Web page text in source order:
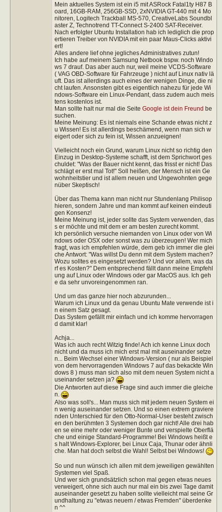
Mein aktuelles System ist ein i5 mit ASRock Fatal1ty H87 B
oard, 16GB-RAM, 256GB-SSD, 2xNVIDIA GT-440 mit 4 Mo
nitoren, Logitech Trackball MS-570, CreativeLabs Soundbl
aster Z, Technotrend TT-Connect S-2400 SAT-Receiver.
Nach erfolgter Ubuntu Installation hab ich lediglich die prop
ertieren Treiber von NVIDIA mit ein paar Maus-Clicks aktivi
ert!
Alles andere lief ohne jegliches Administratives zutun!
Ich habe auf meinem Samsung Netbook bspw. noch Windo
ws 7 drauf. Das aber auch nur, weil meine VCDS-Software
( VAG OBD-Software für Fahrzeuge ) nicht auf Linux nativ lä
uft. Das ist allerdings auch eines der wenigen Dinge, die ni
cht laufen. Ansonsten gibt es eigentlich nahezu für jede Wi
ndows-Software ein Linux-Pendant, dass zudem auch meis
tens kostenlos ist.
Man sollte halt nur mal die Seite Google ist dein Freund be
suchen.
Meine Meinung: Es ist niemals eine Schande etwas nicht z
u Wissen! Es ist allerdings beschämend, wenn man sich w
eigert oder sich zu fein ist, Wissen anzueignen!
Vielleicht noch ein Grund, warum Linux nicht so richtig den
Einzug in Desktop-Systeme schafft, ist dem Sprichwort ges
chuldet: "Was der Bauer nicht kennt, das frisst er nicht! Das
schlägt er erst mal Tot!" Soll heißen, der Mensch ist ein Ge
wohnheitstier und ist allem neuen und Ungewohnten gege
nüber Skeptisch!
Über das Thema kann man nicht nur Stundenlang Philisop
hieren, sondern Jahre und man kommt auf keinen eindeuti
gen Konsenz!
Meine Meinung ist, jeder sollte das System verwenden, das
s er möchte und mit dem er am besten zurecht kommt.
Ich persönlich versuche niemanden von Linux oder von Wi
ndows oder OSX oder sonst was zu überzeugen! Wer mich
fragt, was ich empfehlen würde, dem geb ich immer die glei
che Antwort: "Was willst Du denn mit dem System machen?
Wozu solltes es eingesetzt werden? Und vor allem, was da
rf es Kosten?" Dem entsprechend fällt dann meine Empfehl
ung auf Linux oder Windows oder gar MacOS aus. Ich geh
e da sehr unvoreingenommen ran.
Und um das ganze hier noch abzurunden...
Warum ich Linux und da genau Ubuntu Mate verwende ist i
n einem Satz gesagt.
Das System gefällt mir einfach und ich komme hervorragen
d damit klar!
Achja...
Was ich auch recht Witzig finde! Ach ich kenne Linux doch
nicht und da muss ich mich erst mal mit auseinander setze
n... Beim Wechsel einer Windows-Version ( nur als Beispiel
von dem hervorragenden Windows 7 auf das bekackte Win
dows 8 ) muss man sich also mit dem neuen System nicht a
useinander setzen ja?
Die Antworten auf diese Frage sind auch immer die gleiche
n.
Also was soll's... Man muss sich mit jedem neuen System ei
n wenig auseinander setzen. Und so einen extrem graviere
nden Unterschied für den Otto-Normal-User besteht zwisch
en den berühmten 3 Systemen doch gar nicht! Alle drei hab
en se eine mehr oder weniger Bunte und verspielte Oberflä
che und einige Standard-Programme! Bei Windows heißt e
s halt Windows-Explorer, bei Linux Caja, Thunar oder ähnli
che. Man hat doch selbst die Wahl! Selbst bei Windows!
So und nun wünsch ich allen mit dem jeweiligen gewählten
Systemen viel Spaß.
Und wer sich grundsätzlich schon mal gegen etwas neues
verweigert, ohne sich auch nur mal ein bis zwei Tage damit
auseinander gesetzt zu haben sollte vielleicht mal seine Gr
undhaltung zu "etwas neuem / etwas Fremden" überdenke
n ^^